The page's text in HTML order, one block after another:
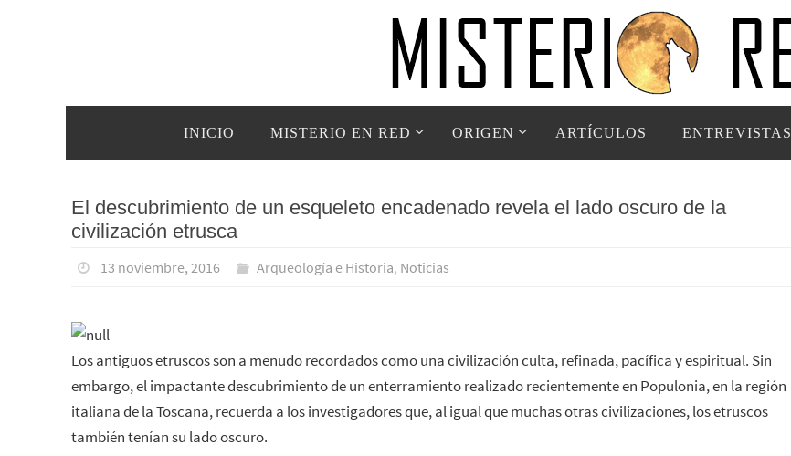
contenido
INICIO MISTERIO EN RED ORIGEN ARTÍCULOS ENTREVISTAS
El descubrimiento de un esqueleto encadenado revela el lado oscuro de la
civilización etrusca
13 noviembre, 2016 Arqueología e Historia, Noticias
Los antiguos etruscos son a menudo recordados como una civilización culta, refinada, pacífica y espiritual. Sin
embargo, el impactante descubrimiento de un enterramiento realizado recientemente en Populonia, en la región
italiana de la Toscana, recuerda a los investigadores que, al igual que muchas otras civilizaciones, los etruscos
también tenían su lado oscuro.